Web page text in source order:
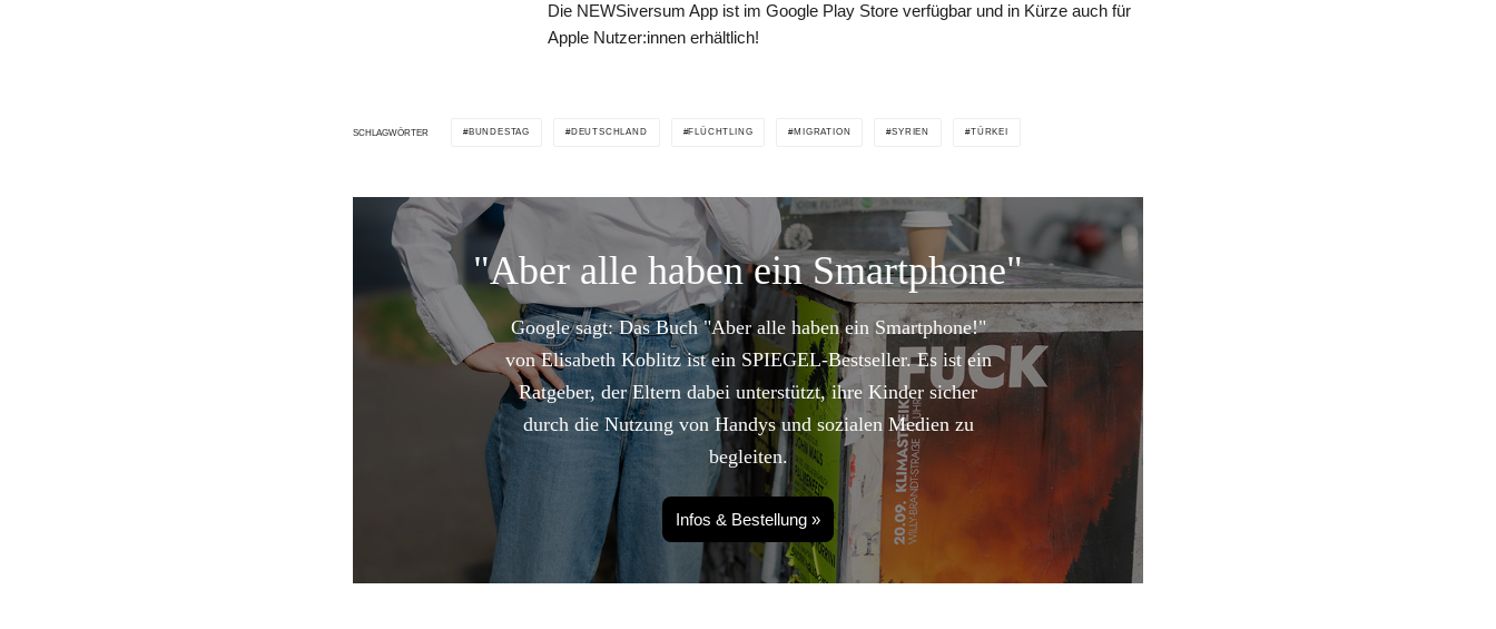
Die NEWSiversum App ist im Google Play Store verfügbar und in Kürze auch für
Apple Nutzer:innen erhältlich!
SCHLAGWÖRTER BUNDESTAG DEUTSCHLAND FLÜCHTLING MIGRATION SYRIEN TÜRKEI
"Aber alle haben ein Smartphone"
Google sagt: Das Buch "Aber alle haben ein Smartphone!"
von Elisabeth Koblitz ist ein SPIEGEL-Bestseller. Es ist ein
Ratgeber, der Eltern dabei unterstützt, ihre Kinder sicher
durch die Nutzung von Handys und sozialen Medien zu
begleiten.
Infos & Bestellung »